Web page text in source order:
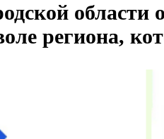
области
региона,